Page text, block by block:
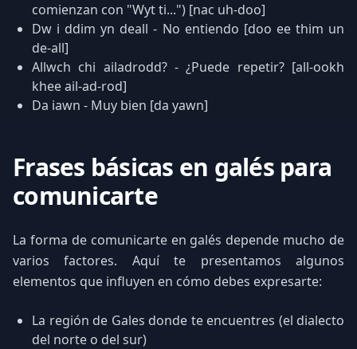
comienzan con "Wyt ti...") [nac uh-doo]
Dw i ddim yn deall - No entiendo [doo ee thim un
de-all]
Allwch chi ailadrodd? - ¿Puede repetir? [all-ookh
khee ail-ad-rod]
Da iawn - Muy bien [da yawn]
Frases básicas en galés para
comunicarte
La forma de comunicarte en galés depende mucho de
varios factores. Aquí te presentamos algunos
elementos que influyen en cómo debes expresarte:
La región de Gales donde te encuentres (el dialecto
del norte o del sur)